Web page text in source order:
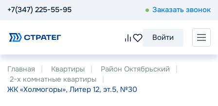
+7(347) 225-55-95 Заказать звонок
Войти
Главная Квартиры
Район Октябрьский
2-х комнатные квартиры
ЖК «Холмогоры», Литер 12, эт.5, №30